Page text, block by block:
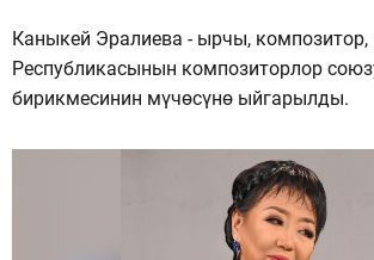
Каныкей Эралиева - ырчы,
Республикасынын композиторлор
бирикмесинин мүчөсүнө ыйгарылды.